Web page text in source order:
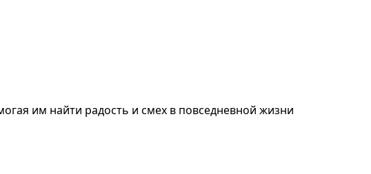
им найти радость и смех в повседневной жизни